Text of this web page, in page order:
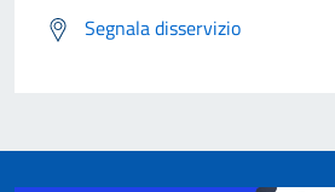
Segnala disservizio